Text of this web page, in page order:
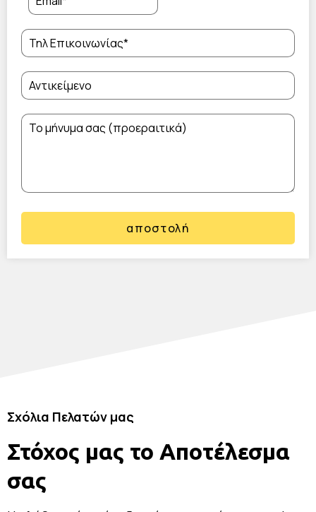
αποστολή
Σχόλια Πελατών μας
Στόχος μας το Αποτέλεσμα
σας